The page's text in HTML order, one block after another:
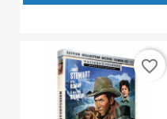
favorite_border